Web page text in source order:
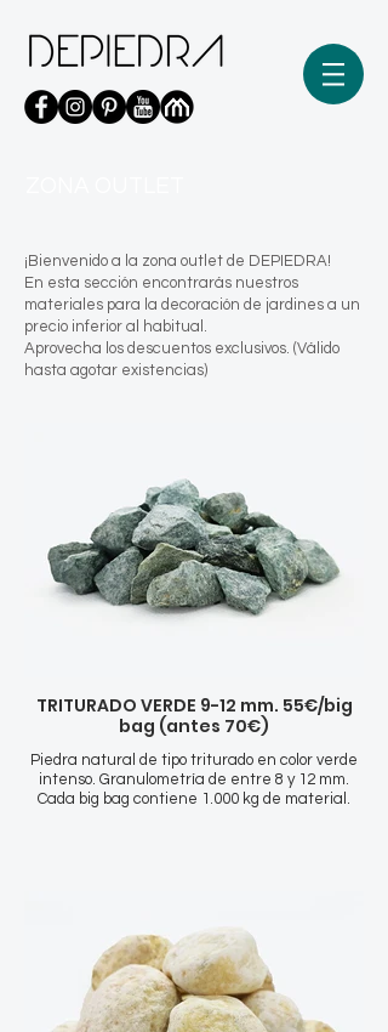
¡Bienvenido a la zona outlet de DEPIEDRA!
En esta sección encontrarás nuestros
materiales para la decoración de jardines a un
precio inferior al habitual.
Aprovecha los descuentos exclusivos. (Válido
hasta agotar existencias)
TRITURADO VERDE 9-12 mm. 55€/big
bag (antes 70€)
Piedra natural de tipo triturado en color verde
intenso. Granulometría de entre 8 y 12 mm.
Cada big bag contiene 1.000 kg de material.